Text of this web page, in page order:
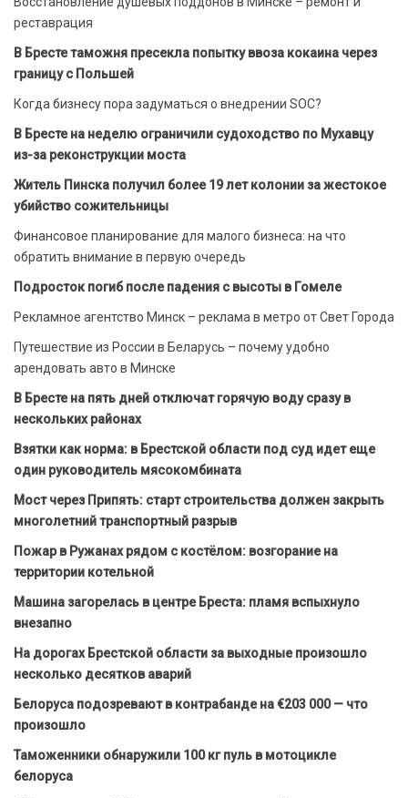
реставрация
В Бресте таможня пресекла попытку ввоза кокаина через
границу с Польшей
Когда бизнесу пора задуматься о внедрении SOC?
В Бресте на неделю ограничили судоходство по Мухавцу
из-за реконструкции моста
Житель Пинска получил более 19 лет колонии за жестокое
убийство сожительницы
Финансовое планирование для малого бизнеса: на что
обратить внимание в первую очередь
Подросток погиб после падения с высоты в Гомеле
Рекламное агентство Минск – реклама в метро от Свет Города
Путешествие из России в Беларусь – почему удобно
арендовать авто в Минске
В Бресте на пять дней отключат горячую воду сразу в
нескольких районах
Взятки как норма: в Брестской области под суд идет еще
один руководитель мясокомбината
Мост через Припять: старт строительства должен закрыть
многолетний транспортный разрыв
Пожар в Ружанах рядом с костёлом: возгорание на
территории котельной
Машина загорелась в центре Бреста: пламя вспыхнуло
внезапно
На дорогах Брестской области за выходные произошло
несколько десятков аварий
Белоруса подозревают в контрабанде на €203 000 — что
произошло
Таможенники обнаружили 100 кг пуль в мотоцикле
белоруса